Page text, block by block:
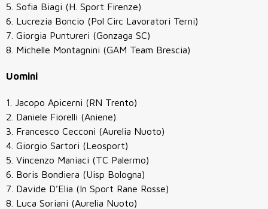
5. Sofia Biagi (H. Sport Firenze)
6. Lucrezia Boncio (Pol Circ Lavoratori Terni)
7. Giorgia Puntureri (Gonzaga SC)
8. Michelle Montagnini (GAM Team Brescia)
Uomini
1. Jacopo Apicerni (RN Trento)
2. Daniele Fiorelli (Aniene)
3. Francesco Cecconi (Aurelia Nuoto)
4. Giorgio Sartori (Leosport)
5. Vincenzo Maniaci (TC Palermo)
6. Boris Bondiera (Uisp Bologna)
7. Davide D’Elia (In Sport Rane Rosse)
8. Luca Soriani (Aurelia Nuoto)